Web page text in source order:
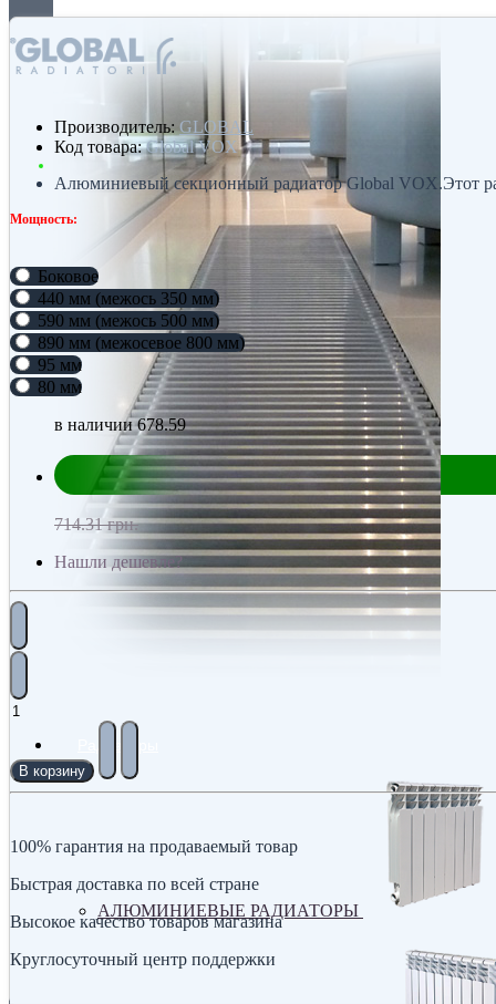
АЛЮМИНИЕВЫЕ РАДИАТОРЫ
Производитель: GLOBAL
Код товара:Global VOX
Алюминиевый секционный радиатор Global VOX.Этот
Мощность:
Боковое
440 мм (межось 350 мм)
590 мм (межось 500 мм)
890 мм (межосевое 800 мм)
95 мм
80 мм
в наличии678.59
714.31 грн.
Нашли дешевле?
В корзину
100% гарантия на продаваемый товар
Быстрая доставка по всей стране
Высокое качество товаров магазина
Круглосуточный центр поддержки